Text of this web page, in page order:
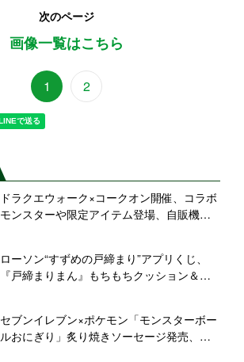
次のページ
画像一覧はこちら
1 2
ドラクエウォーク×コークオン開催、コラボ
モンスターや限定アイテム登場、自販機で
ローソン“すずめの戸締まり”アプリくじ、
『戸締まりまん』もちもちクッション＆敷
セブンイレブン×ポケモン「モンスターボー
ルおにぎり」炙り焼きソーセージ発売、ス